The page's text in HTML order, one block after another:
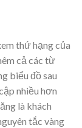
thứ hạng của
cả các từ
biểu đồ sau
nhiều hơn
là khách
tắc vàng